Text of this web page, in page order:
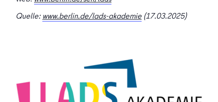
Quelle: www.berlin.de/lads-akademie (17.03.2025)